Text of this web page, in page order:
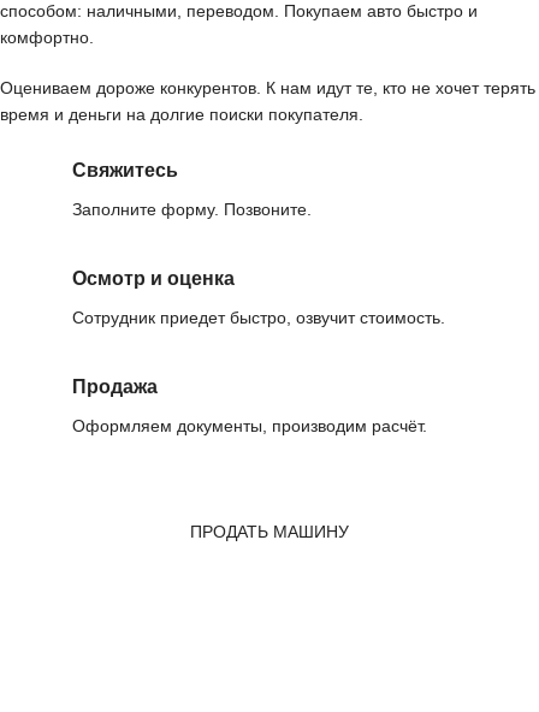
способом: наличными, переводом. Покупаем авто быстро и
комфортно.
Оцениваем дороже конкурентов. К нам идут те, кто не хочет терять
время и деньги на долгие поиски покупателя.
Свяжитесь
Заполните форму. Позвоните.
Осмотр и оценка
Сотрудник приедет быстро, озвучит стоимость.
Продажа
Оформляем документы, производим расчёт.
ПРОДАТЬ МАШИНУ